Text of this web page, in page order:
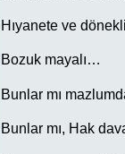
Hıyanete ve
Bozuk mayalı…
Bunlar mı
Bunlar mı, Hak